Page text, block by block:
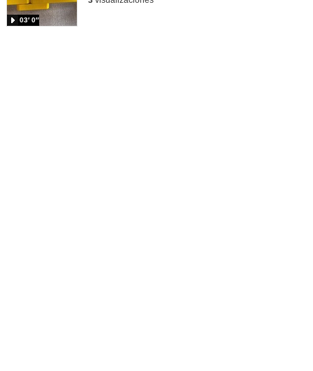
03′ 0″